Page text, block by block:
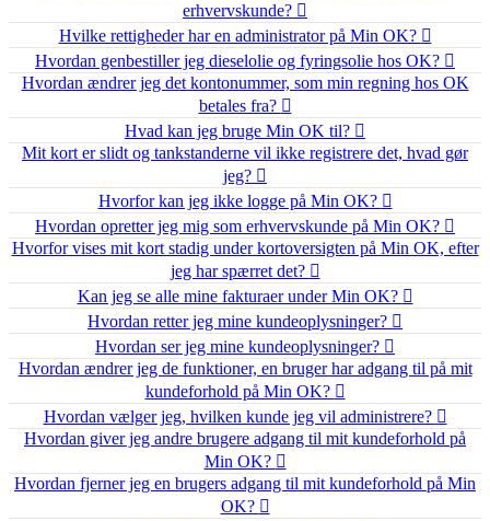
erhvervskunde?
Hvilke rettigheder har en administrator på Min OK?
Hvordan genbestiller jeg dieselolie og fyringsolie hos OK?
Hvordan ændrer jeg det kontonummer, som min regning hos OK
betales fra?
Hvad kan jeg bruge Min OK til?
Mit kort er slidt og tankstanderne vil ikke registrere det, hvad gør
jeg?
Hvorfor kan jeg ikke logge på Min OK?
Hvordan opretter jeg mig som erhvervskunde på Min OK?
Hvorfor vises mit kort stadig under kortoversigten på Min OK, efter
jeg har spærret det?
Kan jeg se alle mine fakturaer under Min OK?
Hvordan retter jeg mine kundeoplysninger?
Hvordan ser jeg mine kundeoplysninger?
Hvordan ændrer jeg de funktioner, en bruger har adgang til på mit
kundeforhold på Min OK?
Hvordan vælger jeg, hvilken kunde jeg vil administrere?
Hvordan giver jeg andre brugere adgang til mit kundeforhold på
Min OK?
Hvordan fjerner jeg en brugers adgang til mit kundeforhold på Min
OK?